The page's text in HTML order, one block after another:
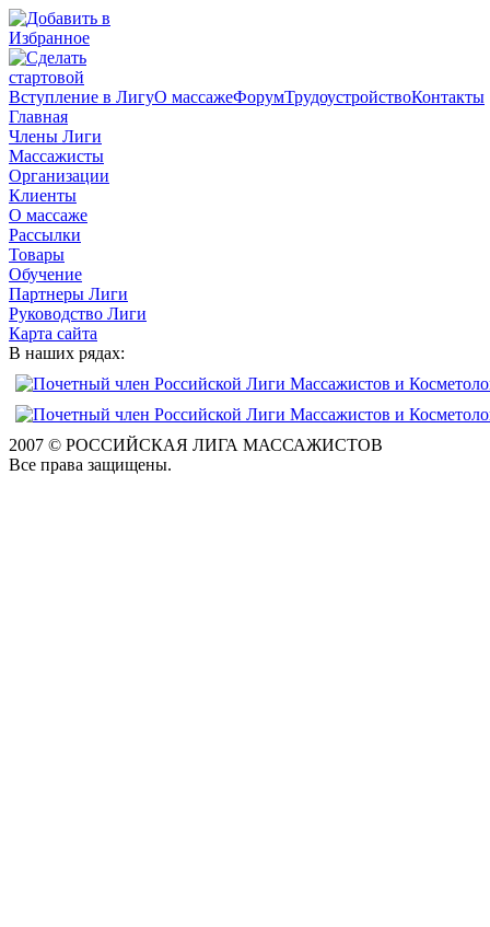
Вступление в ЛигуО массажеФорумТрудоустройствоКонтакты
Главная
Члены Лиги
Массажисты
Организации
Клиенты
О массаже
Рассылки
Товары
Обучение
Партнеры Лиги
Руководство Лиги
Карта сайта
В наших рядах:
2007 © РОССИЙСКАЯ ЛИГА МАССАЖИСТОВ
Все права защищены.